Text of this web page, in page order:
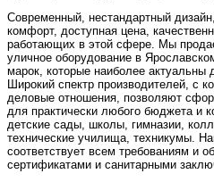
Современный, нестандартный
комфорт, доступная цена,
работающих в этой сфере. Мы
уличное оборудование в
марок, которые наиболее актуальны
Широкий спектр производителей, с
деловые отношения, позволяют
для практически любого бюджета и
детские сады, школы, гимназии,
технические училища, техникумы.
соответствует всем требованиям и
сертификатами и санитарными